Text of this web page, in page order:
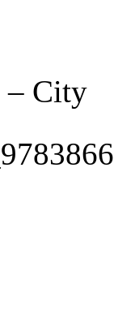
– City